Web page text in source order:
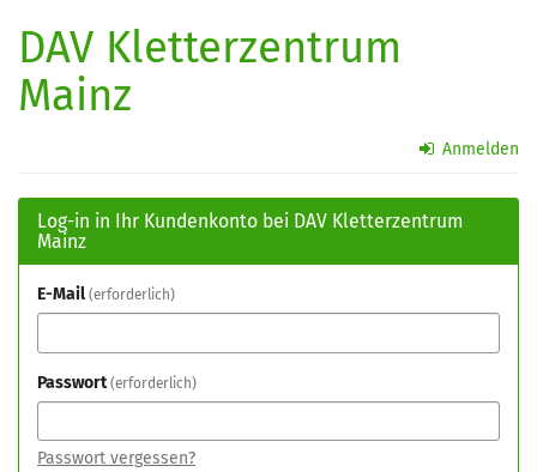
Haupt-
springen
DAV Kletterzentrum
Mainz
Anmelden
Log-in in Ihr Kundenkonto bei DAV Kletterzentrum
Mainz
E-Mail erforderlich
Passwort erforderlich
Passwort vergessen?